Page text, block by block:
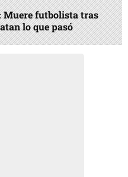
Muere futbolista tras
lo que pasó